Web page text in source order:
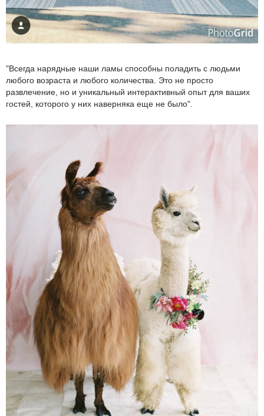
"Всегда нарядные наши ламы способны поладить с людьми
любого возраста и любого количества. Это не просто
развлечение, но и уникальный интерактивный опыт для ваших
гостей, которого у них наверняка еще не было".